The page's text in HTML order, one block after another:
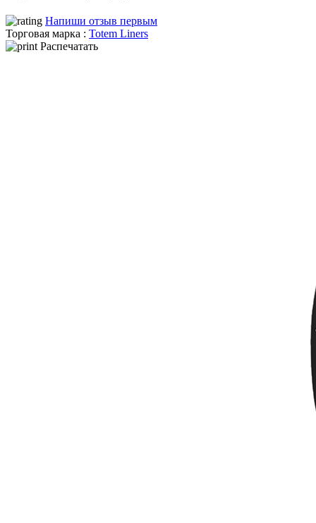
Напиши отзыв первым
Торговая марка : Totem Liners
Распечатать